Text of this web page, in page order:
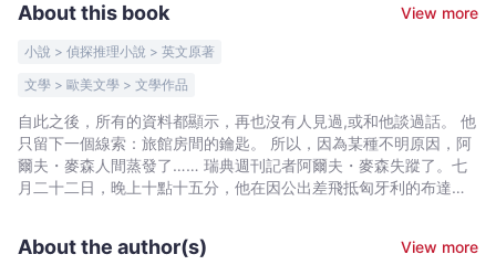
瓦
兒,
培
法
勒
-
About this book View more
小說 > 偵探推理小說 > 英文原著
文學 > 歐美文學 > 文學作品
自此之後，所有的資料都顯示，再也沒有人見過,或和他談過話。 他
只留下一個線索：旅館房間的鑰匙。 所以，因為某種不明原因，阿
爾夫・麥森人間蒸發了…… 瑞典週刊記者阿爾夫・麥森失蹤了。七
月二十二日，晚上十點十五分，他在因公出差飛抵匈牙利的布達佩
丁・貝克被局長哈瑪緊急召回，低調前往瑞典外交部，接下調查這
About the author(s)
View more